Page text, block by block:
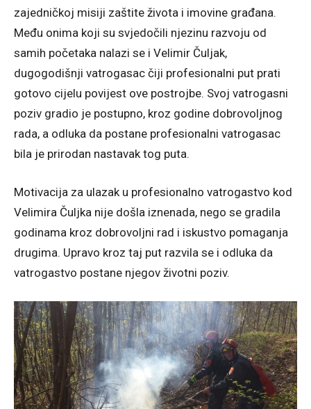
zajedničkoj misiji zaštite života i imovine građana.
Među onima koji su svjedočili njezinu razvoju od
samih početaka nalazi se i Velimir Čuljak,
dugogodišnji vatrogasac čiji profesionalni put prati
gotovo cijelu povijest ove postrojbe. Svoj vatrogasni
poziv gradio je postupno, kroz godine dobrovoljnog
rada, a odluka da postane profesionalni vatrogasac
bila je prirodan nastavak tog puta.
Motivacija za ulazak u profesionalno vatrogastvo kod
Velimira Čuljka nije došla iznenada, nego se gradila
godinama kroz dobrovoljni rad i iskustvo pomaganja
drugima. Upravo kroz taj put razvila se i odluka da
vatrogastvo postane njegov životni poziv.